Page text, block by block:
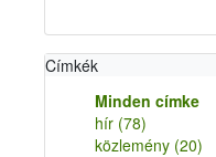
Címkék
Minden címke
hír (78)
közlemény (20)